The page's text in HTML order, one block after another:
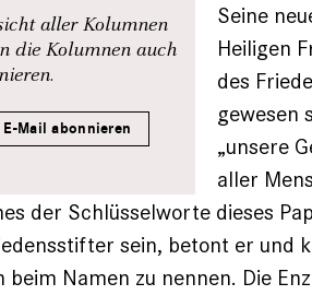
aller Kolumnen
die Kolumnen auch
E-Mail abonnieren
Seine
Heiligen
des
gewesen
„unsere
aller
der Schlüsselworte dieses
sein, betont er und
beim Namen zu nennen. Die